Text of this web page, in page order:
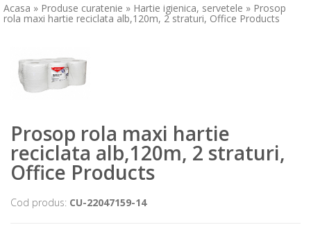
Acasa » Produse curatenie » Hartie igienica, servetele » Prosop
rola maxi hartie reciclata alb,120m, 2 straturi, Office Products
Prosop rola maxi hartie
reciclata alb,120m, 2 straturi,
Office Products
Cod produs: CU-22047159-14